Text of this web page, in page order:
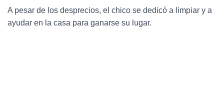
A pesar de los desprecios, el chico se dedicó a limpiar y a
ayudar en la casa para ganarse su lugar.